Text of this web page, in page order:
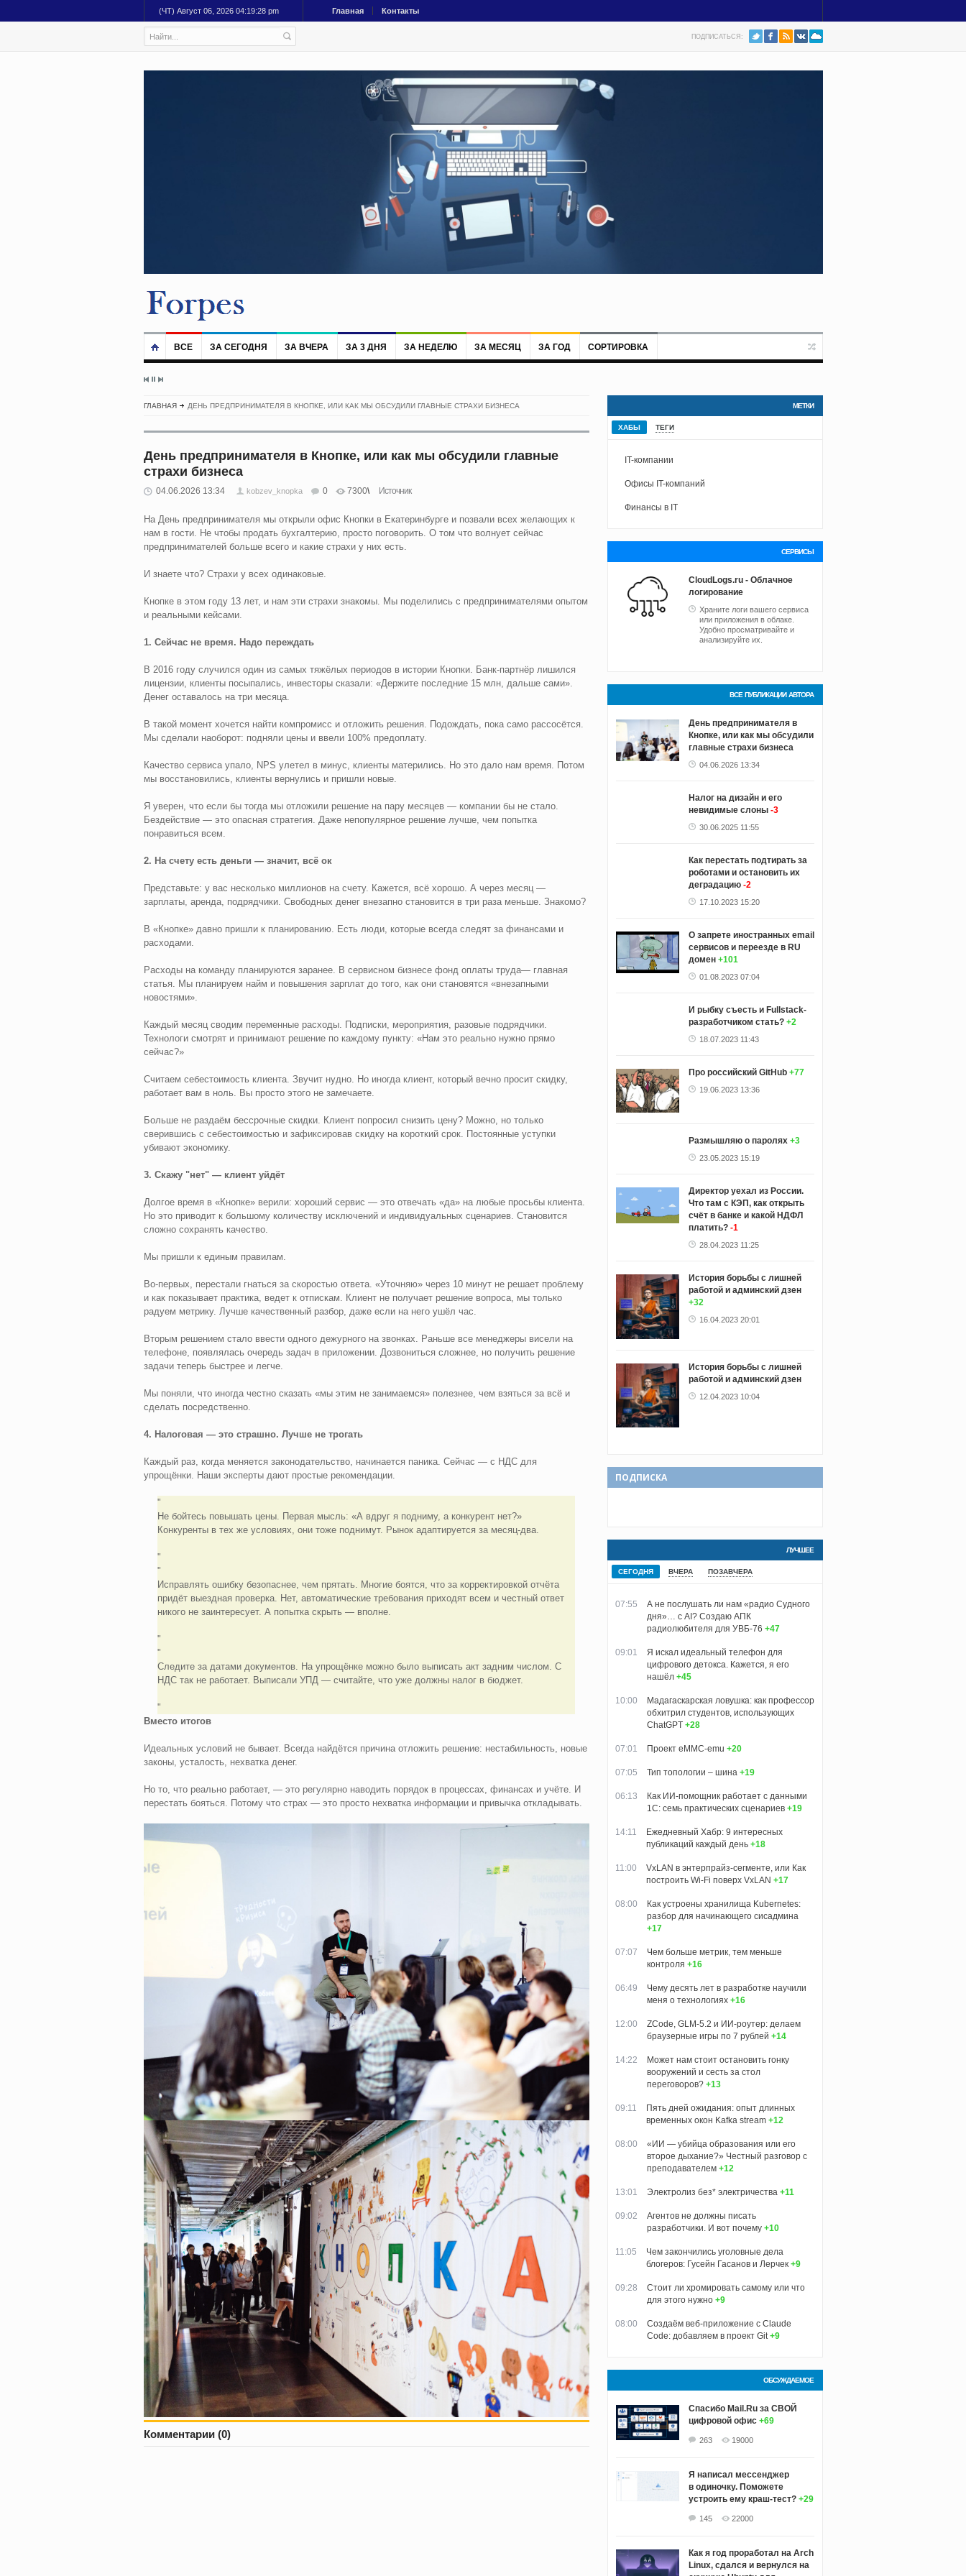
(ЧТ) Август 06, 2026 04:19:29 pm Главная Контакты
ПОДПИСАТЬСЯ:
ВСЕ ЗА СЕГОДНЯ ЗА ВЧЕРА ЗА 3 ДНЯ ЗА НЕДЕЛЮ ЗА МЕСЯЦ ЗА ГОД СОРТИРОВКА
ГЛАВНАЯ ДЕНЬ ПРЕДПРИНИМАТЕЛЯ В КНОПКЕ, ИЛИ КАК МЫ ОБСУДИЛИ ГЛАВНЫЕ СТРАХИ БИЗНЕСА
День предпринимателя в Кнопке, или как мы обсудили главные
страхи бизнеса
04.06.2026 13:34 kobzev_knopka 0 7300 Источник
На День предпринимателя мы открыли офис Кнопки в Екатеринбурге и позвали всех желающих к
нам в гости. Не чтобы продать бухгалтерию, просто поговорить. О том что волнует сейчас
предпринимателей больше всего и какие страхи у них есть.
И знаете что? Страхи у всех одинаковые.
Кнопке в этом году 13 лет, и нам эти страхи знакомы. Мы поделились с предпринимателями опытом
и реальными кейсами.
1. Сейчас не время. Надо переждать
В 2016 году случился один из самых тяжёлых периодов в истории Кнопки. Банк-партнёр лишился
лицензии, клиенты посыпались, инвесторы сказали: «Держите последние 15 млн, дальше сами».
Денег оставалось на три месяца.
В такой момент хочется найти компромисс и отложить решения. Подождать, пока само рассосётся.
Мы сделали наоборот: подняли цены и ввели 100% предоплату.
Качество сервиса упало, NPS улетел в минус, клиенты матерились. Но это дало нам время. Потом
мы восстановились, клиенты вернулись и пришли новые.
Я уверен, что если бы тогда мы отложили решение на пару месяцев — компании бы не стало.
Бездействие — это опасная стратегия. Даже непопулярное решение лучше, чем попытка
понравиться всем.
2. На счету есть деньги — значит, всё ок
Представьте: у вас несколько миллионов на счету. Кажется, всё хорошо. А через месяц —
зарплаты, аренда, подрядчики. Свободных денег внезапно становится в три раза меньше. Знакомо?
В «Кнопке» давно пришли к планированию. Есть люди, которые всегда следят за финансами и
расходами.
Расходы на команду планируются заранее. В сервисном бизнесе фонд оплаты труда— главная
статья. Мы планируем найм и повышения зарплат до того, как они становятся «внезапными
новостями».
Каждый месяц сводим переменные расходы. Подписки, мероприятия, разовые подрядчики.
Технологи смотрят и принимают решение по каждому пункту: «Нам это реально нужно прямо
сейчас?»
Считаем себестоимость клиента. Звучит нудно. Но иногда клиент, который вечно просит скидку,
работает вам в ноль. Вы просто этого не замечаете.
Больше не раздаём бессрочные скидки. Клиент попросил снизить цену? Можно, но только
сверившись с себестоимостью и зафиксировав скидку на короткий срок. Постоянные уступки
убивают экономику.
3. Скажу "нет" — клиент уйдёт
Долгое время в «Кнопке» верили: хороший сервис — это отвечать «да» на любые просьбы клиента.
Но это приводит к большому количеству исключений и индивидуальных сценариев. Становится
сложно сохранять качество.
Мы пришли к единым правилам.
Во-первых, перестали гнаться за скоростью ответа. «Уточняю» через 10 минут не решает проблему
и как показывает практика, ведет к отпискам. Клиент не получает решение вопроса, мы только
радуем метрику. Лучше качественный разбор, даже если на него ушёл час.
Вторым решением стало ввести одного дежурного на звонках. Раньше все менеджеры висели на
телефоне, появлялась очередь задач в приложении. Дозвониться сложнее, но получить решение
задачи теперь быстрее и легче.
Мы поняли, что иногда честно сказать «мы этим не занимаемся» полезнее, чем взяться за всё и
сделать посредственно.
4. Налоговая — это страшно. Лучше не трогать
Каждый раз, когда меняется законодательство, начинается паника. Сейчас — с НДС для
упрощёнки. Наши эксперты дают простые рекомендации.
Не бойтесь повышать цены. Первая мысль: «А вдруг я подниму, а конкурент нет?»
Конкуренты в тех же условиях, они тоже поднимут. Рынок адаптируется за месяц-два.
Исправлять ошибку безопаснее, чем прятать. Многие боятся, что за корректировкой отчёта
придёт выездная проверка. Нет, автоматические требования приходят всем и честный ответ
никого не заинтересует. А попытка скрыть — вполне.
Следите за датами документов. На упрощёнке можно было выписать акт задним числом. С
НДС так не работает. Выписали УПД — считайте, что уже должны налог в бюджет.
Вместо итогов
Идеальных условий не бывает. Всегда найдётся причина отложить решение: нестабильность, новые
законы, усталость, нехватка денег.
Но то, что реально работает, — это регулярно наводить порядок в процессах, финансах и учёте. И
перестать бояться. Потому что страх — это просто нехватка информации и привычка откладывать.
Комментарии (0)
МЕТКИ
ХАБЫ ТЕГИ
IT-компании
Офисы IT-компаний
Финансы в IT
СЕРВИСЫ
CloudLogs.ru - Облачное
логирование
Храните логи вашего сервиса
или приложения в облаке.
Удобно просматривайте и
анализируйте их.
ВСЕ ПУБЛИКАЦИИ АВТОРА
День предпринимателя в
Кнопке, или как мы обсудили
главные страхи бизнеса
04.06.2026 13:34
Налог на дизайн и его
невидимые слоны -3
30.06.2025 11:55
Как перестать подтирать за
роботами и остановить их
деградацию -2
17.10.2023 15:20
О запрете иностранных email
сервисов и переезде в RU
домен +101
01.08.2023 07:04
И рыбку съесть и Fullstack-
разработчиком стать? +2
18.07.2023 11:43
Про российский GitHub +77
19.06.2023 13:36
Размышляю о паролях +3
23.05.2023 15:19
Директор уехал из России.
Что там с КЭП, как открыть
счёт в банке и какой НДФЛ
платить? -1
28.04.2023 11:25
История борьбы с лишней
работой и админский дзен
+32
16.04.2023 20:01
История борьбы с лишней
работой и админский дзен
12.04.2023 10:04
ПОДПИСКА
ЛУЧШЕЕ
СЕГОДНЯ ВЧЕРА ПОЗАВЧЕРА
07:55
А не послушать ли нам «радио Судного
дня»… с AI? Создаю АПК
радиолюбителя для УВБ-76 +47
09:01
Я искал идеальный телефон для
цифрового детокса. Кажется, я его
нашёл +45
10:00
Мадагаскарская ловушка: как профессор
обхитрил студентов, использующих
ChatGPT +28
07:01 Проект eMMC-emu +20
07:05 Тип топологии – шина +19
06:13
Как ИИ-помощник работает с данными
1С: семь практических сценариев +19
14:11
Ежедневный Хабр: 9 интересных
публикаций каждый день +18
11:00
VxLAN в энтерпрайз-сегменте, или Как
построить Wi-Fi поверх VxLAN +17
08:00
Как устроены хранилища Kubernetes:
разбор для начинающего сисадмина
+17
07:07
Чем больше метрик, тем меньше
контроля +16
06:49
Чему десять лет в разработке научили
меня о технологиях +16
12:00
ZCode, GLM-5.2 и ИИ-роутер: делаем
браузерные игры по 7 рублей +14
14:22
Может нам стоит остановить гонку
вооружений и сесть за стол
переговоров? +13
09:11
Пять дней ожидания: опыт длинных
временных окон Kafka stream +12
08:00
«ИИ — убийца образования или его
второе дыхание?» Честный разговор с
преподавателем +12
13:01 Электролиз без* электричества +11
09:02
Агентов не должны писать
разработчики. И вот почему +10
11:05
Чем закончились уголовные дела
блогеров: Гусейн Гасанов и Лерчек +9
09:28
Стоит ли хромировать самому или что
для этого нужно +9
08:00
Создаём веб-приложение с Claude
Code: добавляем в проект Git +9
ОБСУЖДАЕМОЕ
Спасибо Mail.Ru за СВОЙ
цифровой офис +69
263 19000
Я написал мессенджер
в одиночку. Поможете
устроить ему краш‑тест? +29
145 22000
Как я год проработал на Arch
Linux, сдался и вернулся на